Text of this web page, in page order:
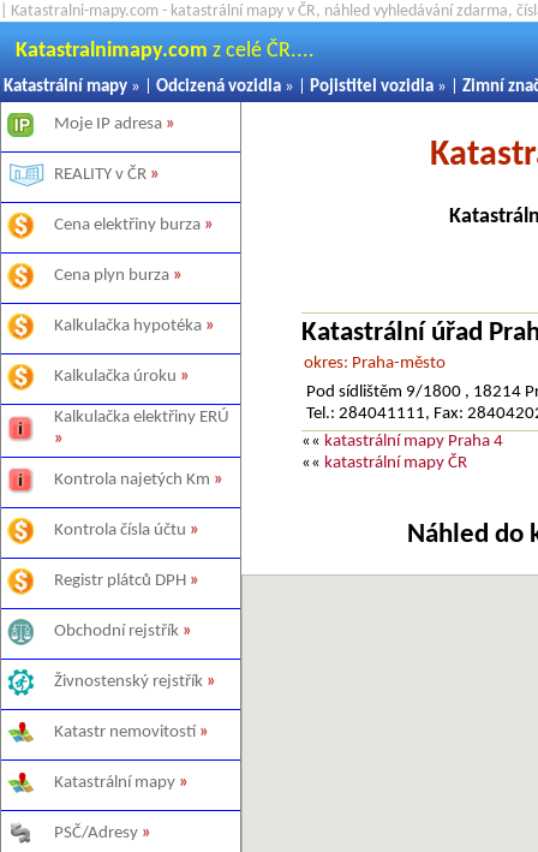
| Katastralni-mapy.com - katastrální mapy v ČR, náhled vyhledávání zdarma,
Katastralnimapy.com z celé ČR....
Katastrální mapy » | Odcizená vozidla » | Pojistitel vozidla » | Zimní
Moje IP adresa »
REALITY v ČR »
Cena elektřiny burza »
Cena plyn burza »
Kalkulačka hypotéka »
Kalkulačka úroku »
Kalkulačka elektřiny ERÚ
»
Kontrola najetých Km »
Kontrola čísla účtu »
Registr plátců DPH »
Obchodní rejstřík »
Živnostenský rejstřík »
Katastr nemovitostí »
Katastrální mapy »
PSČ/Adresy »
Katastrální úřad
okres: Praha-město
Pod sídlištěm 9/1800 , 18214
Tel.: 284041111, Fax:
«« katastrální mapy Praha 4
«« katastrální mapy ČR
Náhled do